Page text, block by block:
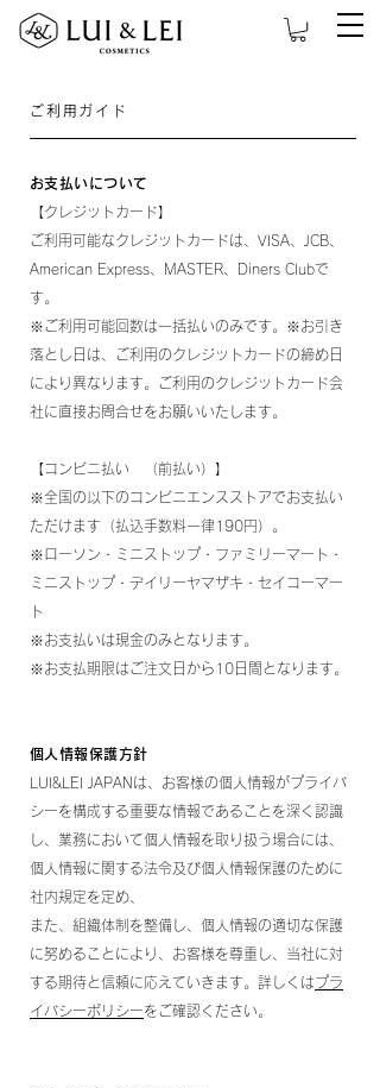
ご利用ガイド
お支払いについて
【クレジットカード】
ご利用可能なクレジットカードは、VISA、JCB、
American Express、MASTER、Diners Clubで
す。
※ご利用可能回数は一括払いのみです。※お引き
落とし日は、ご利用のクレジットカードの締め日
により異なります。ご利用のクレジットカード会
社に直接お問合せをお願いいたします。
【コンビニ払い （前払い）】
※全国の以下のコンビニエンスストアでお支払い
ただけます（払込手数料一律190円）。
※ローソン・ミニストップ・ファミリーマート・
ミニストップ・デイリーヤマザキ・セイコーマー
ト
※お支払いは現金のみとなります。
※お支払期限はご注文日から10日間となります。
個人情報保護方針
LUI&LEI JAPANは、お客様の個人情報がプライバ
シーを構成する重要な情報であることを深く認識
し、業務において個人情報を取り扱う場合には、
個人情報に関する法令及び個人情報保護のために
社内規定を定め、
また、組織体制を整備し、個人情報の適切な保護
に努めることにより、お客様を尊重し、当社に対
する期待と信頼に応えていきます。詳しくはプラ
イバシーポリシーをご確認ください。